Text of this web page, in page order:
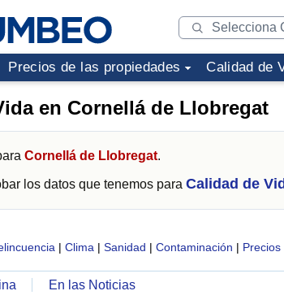
Precios de las propiedades Calidad de
en Cornellá de Llobregat
Cornellá de Llobregat.
los datos que tenemos para Calidad de
| Clima | Sanidad | Contaminación |
En las Noticias